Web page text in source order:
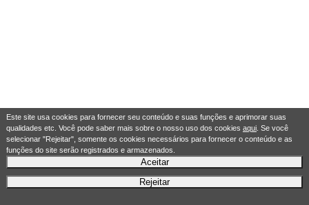
Este site usa cookies para fornecer seu conteúdo e suas funções e aprimorar suas
qualidades etc. Você pode saber mais sobre o nosso uso dos cookies aqui. Se você
selecionar "Rejeitar", somente os cookies necessários para fornecer o conteúdo e as
funções do site serão registrados e armazenados.
Aceitar
Rejeitar